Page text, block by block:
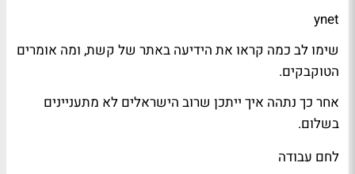
ynet
שימו לב כמה קראו את הידיעה באתר של קשת, ומה אומרים
הטוקבקים.
אחר כך נתהה איך ייתכן שרוב הישראלים לא מתעניינים
בשלום.
לחם עבודה